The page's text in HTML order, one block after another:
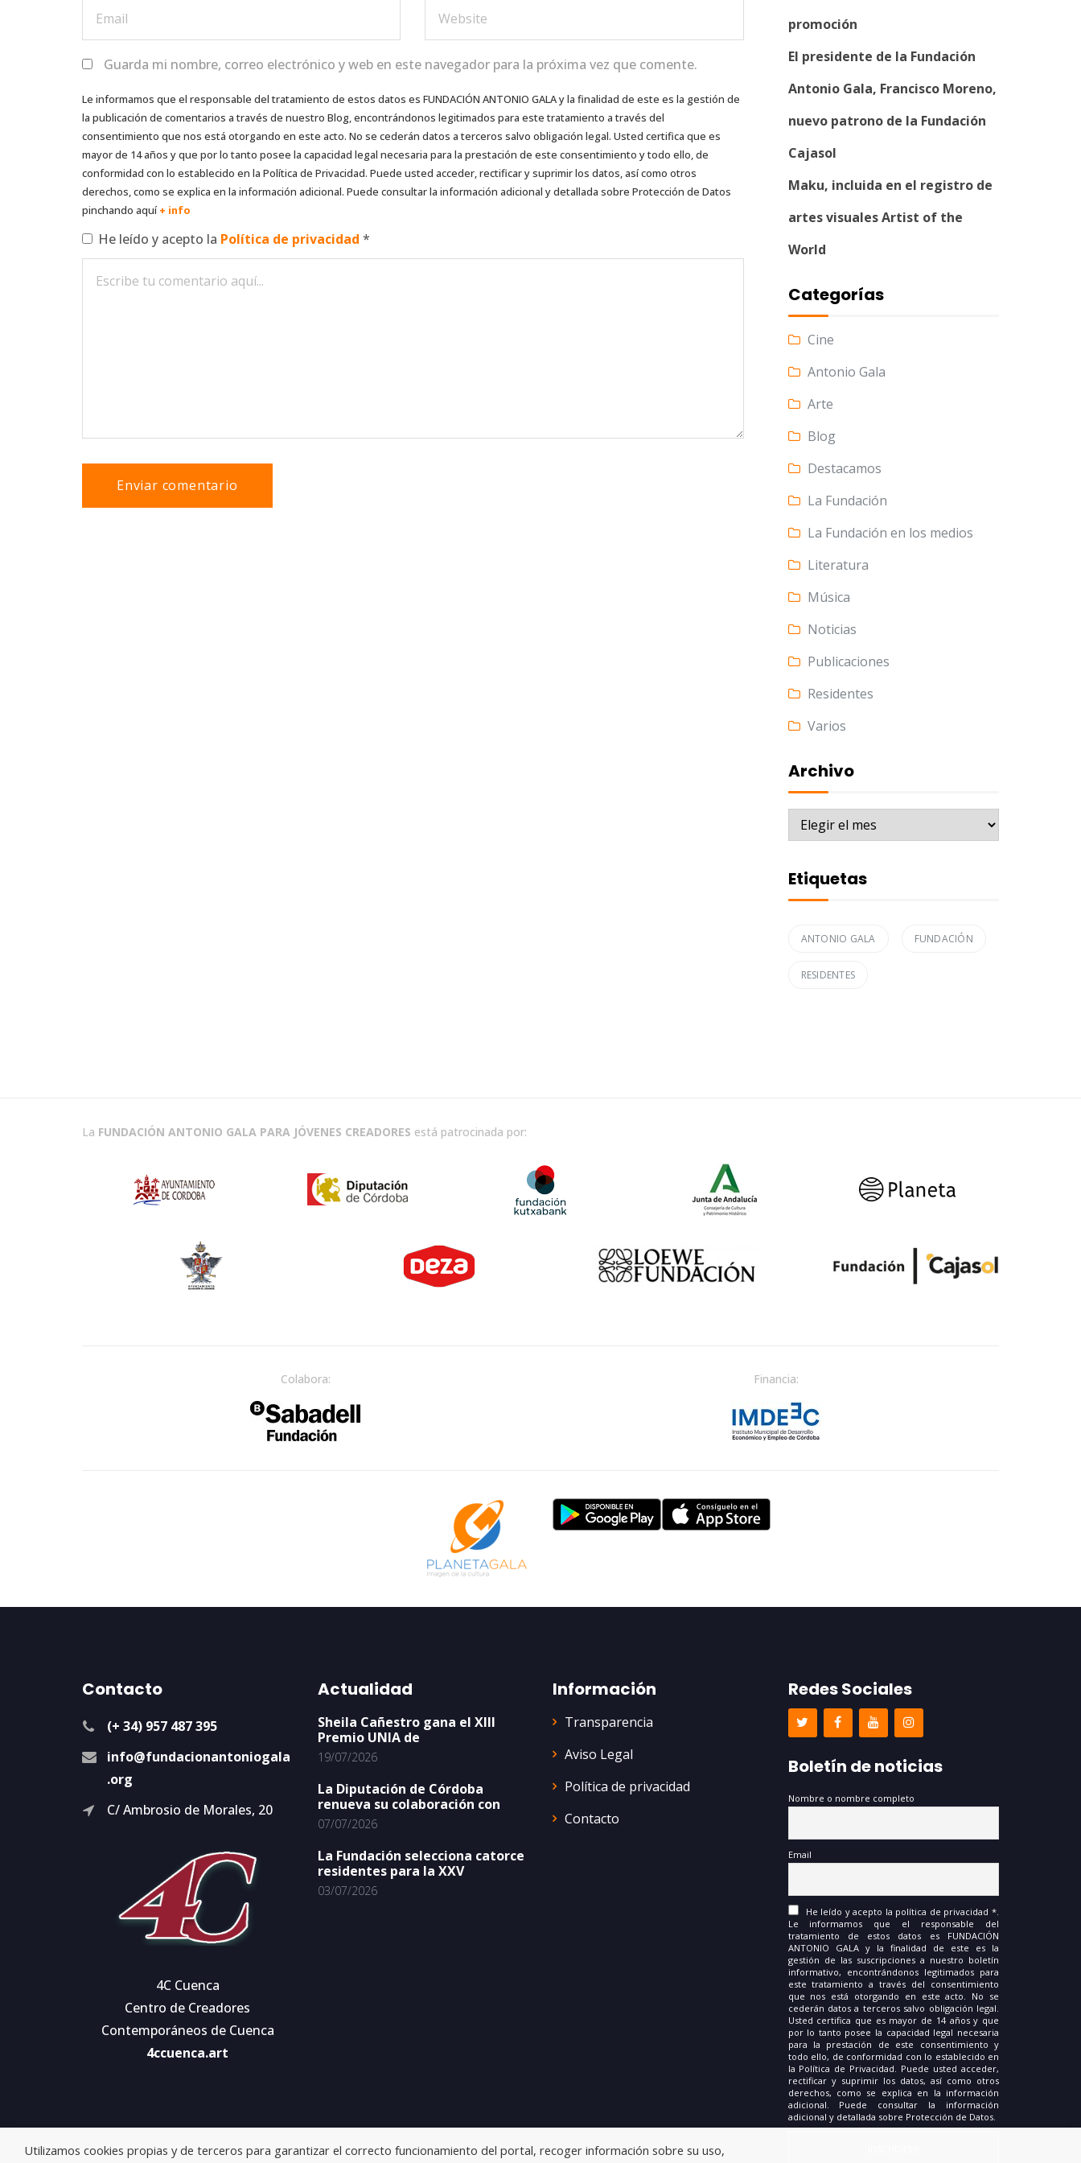
Guarda mi nombre, correo electrónico y web en este navegador para la próxima vez que comente.
Le informamos que el responsable del tratamiento de estos datos es FUNDACIÓN ANTONIO GALA y la finalidad de este es la gestión de
la publicación de comentarios a través de nuestro Blog, encontrándonos legitimados para este tratamiento a través del
consentimiento que nos está otorgando en este acto. No se cederán datos a terceros salvo obligación legal. Usted certifica que es
mayor de 14 años y que por lo tanto posee la capacidad legal necesaria para la prestación de este consentimiento y todo ello, de
conformidad con lo establecido en la Política de Privacidad. Puede usted acceder, rectificar y suprimir los datos, así como otros
derechos, como se explica en la información adicional. Puede consultar la información adicional y detallada sobre Protección de Datos
pinchando aquí+ info
He leído y acepto la Política de privacidad *
promoción
El presidente de la Fundación
Antonio Gala, Francisco Moreno,
nuevo patrono de la Fundación
Cajasol
Maku, incluida en el registro de
artes visuales Artist of the
World
Categorías
Cine
Antonio Gala
Arte
Blog
Destacamos
La Fundación
La Fundación en los medios
Literatura
Música
Noticias
Publicaciones
Residentes
Varios
Archivo
Archivo
Etiquetas
ANTONIO GALA FUNDACIÓN
RESIDENTES
La FUNDACIÓN ANTONIO GALA PARA JÓVENES CREADORES está patrocinada por:
Colabora: Financia:
Contacto
(+ 34) 957 487 395
info@fundacionantoniogala
.org
C/ Ambrosio de Morales, 20
4C Cuenca
Centro de Creadores
Contemporáneos de Cuenca
4ccuenca.art
Actualidad
Sheila Cañestro gana el XIII
Premio UNIA de
19/07/2026
La Diputación de Córdoba
renueva su colaboración con
07/07/2026
La Fundación selecciona catorce
residentes para la XXV
03/07/2026
Información
Transparencia
Aviso Legal
Política de privacidad
Contacto
Redes Sociales
Boletín de noticias
Nombre o nombre completo
Email
He leído y acepto la política de privacidad *.
Le informamos que el responsable del
tratamiento de estos datos es FUNDACIÓN
ANTONIO GALA y la finalidad de este es la
gestión de las suscripciones a nuestro boletín
informativo, encontrándonos legitimados para
este tratamiento a través del consentimiento
que nos está otorgando en este acto. No se
cederán datos a terceros salvo obligación legal.
Usted certifica que es mayor de 14 años y que
por lo tanto posee la capacidad legal necesaria
para la prestación de este consentimiento y
todo ello, de conformidad con lo establecido en
la Política de Privacidad. Puede usted acceder,
rectificar y suprimir los datos, así como otros
derechos, como se explica en la información
adicional. Puede consultar la información
adicional y detallada sobre Protección de Datos.
Utilizamos cookies propias y de terceros para garantizar el correcto funcionamiento del portal, recoger información sobre su uso,